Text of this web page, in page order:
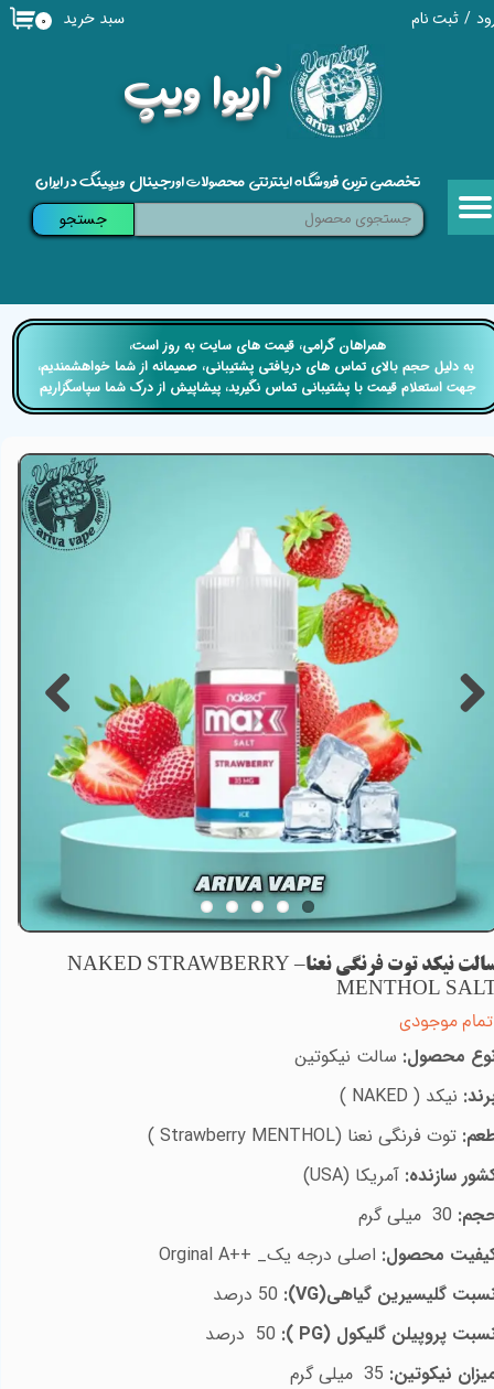
/ ثبت نام
حساب کاربری من
خروج از حساب کاربری
​آریوا ویپ
۰ سبد خرید
تخصصی ترین فروشگاه اینترنتی محصولات اورجینال ویپینگ در ایران
جستجو
سالت نیکد توت فرنگی نعنا– NAKED STRAWBERRY
MENTHOL
موجودی
محصول: سالت نیکوتین
نیکد ( NAKED
)
توت فرنگی نعنا (
Strawberry MENTHOL
)
سازنده: آمریکا (USA
)
محصول: اصلی درجه یک_ A++
Orginal
گلیسیرین گیاهیVG)
):
پروپیلن گلیکول PG)
):
نیکوتین:
​​همراهان گرامی، قیمت های سایت به روز است،
​​​​​​​ به دلیل حجم بالای تماس های دریافتی پشتیبانی، صمیمانه از شما خواهشمندیم،
جهت استعلام قیمت با پشتیبانی تماس نگیرید، پیشاپیش از درک شما سپاسگزاریم